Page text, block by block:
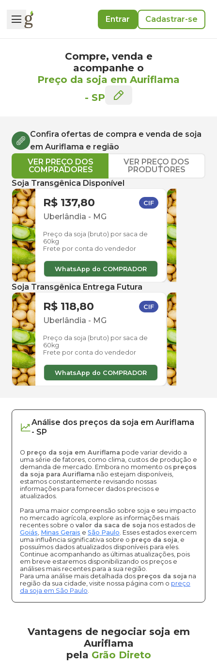
Entrar Cadastrar-se
Compre, venda e
acompanhe o
Preço da soja em Auriflama
- SP
Confira ofertas de compra e venda de soja
em Auriflama e região
VER PREÇO DOS
COMPRADORES
VER PREÇO DOS
PRODUTORES
Soja Transgênica Disponível
R$ 137,80 CIF
Uberlândia - MG
Preço da soja (bruto) por saca de
60kg
Frete por conta do vendedor
WhatsApp do COMPRADOR
Soja Transgênica Entrega Futura
R$ 118,80 CIF
Uberlândia - MG
Preço da soja (bruto) por saca de
60kg
Frete por conta do vendedor
WhatsApp do COMPRADOR
Análise dos preços da soja em Auriflama
- SP
O preço da soja em Auriflama pode variar devido a
uma série de fatores, como clima, custos de produção e
demanda de mercado. Embora no momento os preços
da soja para Auriflama não estejam disponíveis,
estamos constantemente revisando nossas
informações para fornecer dados precisos e
atualizados.
Para uma maior compreensão sobre soja e seu impacto
no mercado agrícola, explore as informações mais
recentes sobre o valor da saca de soja nos estados de
Goiás, Minas Gerais e São Paulo. Esses estados exercem
uma influência significativa sobre o preço da soja, e
possuímos dados atualizados disponíveis para eles.
Continue acompanhando as últimas atualizações, pois
em breve estaremos disponibilizando os preços e
análises mais recentes para a sua região.
Para uma análise mais detalhada dos preços da soja na
região da sua cidade, visite nossa página com o preço
da soja em São Paulo.
Vantagens de negociar soja em
Auriflama
pela Grão Direto